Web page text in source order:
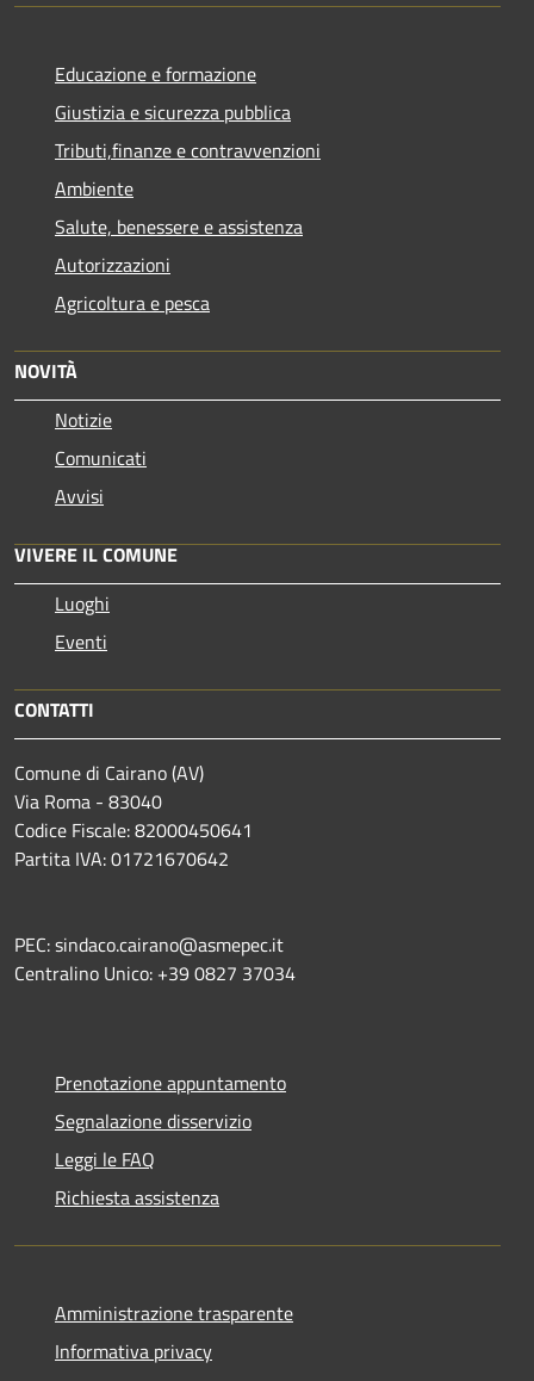
Educazione e formazione
Giustizia e sicurezza pubblica
Tributi,finanze e contravvenzioni
Ambiente
Salute, benessere e assistenza
Autorizzazioni
Agricoltura e pesca
NOVITÀ
Notizie
Comunicati
Avvisi
VIVERE IL COMUNE
Luoghi
Eventi
CONTATTI
Comune di Cairano (AV)
Via Roma - 83040
Codice Fiscale: 82000450641
Partita IVA: 01721670642
PEC: sindaco.cairano@asmepec.it
Centralino Unico: +39 0827 37034
Prenotazione appuntamento
Segnalazione disservizio
Leggi le FAQ
Richiesta assistenza
Amministrazione trasparente
Informativa privacy